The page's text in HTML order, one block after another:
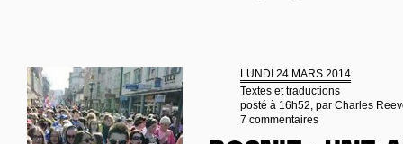
LUNDI 24 MARS 2014
Textes et traductions
posté à 16h52, par Charles
7 commentaires